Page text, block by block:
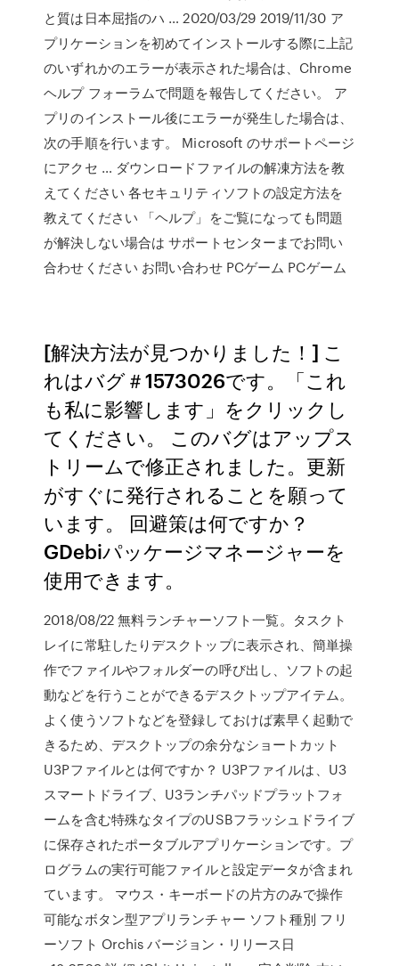
と質は日本屈指のハ … 2020/03/29 2019/11/30 ア
プリケーションを初めてインストールする際に上記
のいずれかのエラーが表示された場合は、Chrome
ヘルプ フォーラムで問題を報告してください。 ア
プリのインストール後にエラーが発生した場合は、
次の手順を行います。 Microsoft のサポートページ
にアクセ … ダウンロードファイルの解凍方法を教
えてください 各セキュリティソフトの設定方法を
教えてください 「ヘルプ」をご覧になっても問題
が解決しない場合は サポートセンターまでお問い
合わせください お問い合わせ PCゲーム PCゲーム
[解決方法が見つかりました！] こ
れはバグ＃1573026です。「これ
も私に影響します」をクリックし
てください。 このバグはアップス
トリームで修正されました。更新
がすぐに発行されることを願って
います。 回避策は何ですか？
GDebiパッケージマネージャーを
使用できます。
2018/08/22 無料ランチャーソフト一覧。タスクト
レイに常駐したりデスクトップに表示され、簡単操
作でファイルやフォルダーの呼び出し、ソフトの起
動などを行うことができるデスクトップアイテム。
よく使うソフトなどを登録しておけば素早く起動で
きるため、デスクトップの余分なショートカット
U3Pファイルとは何ですか？ U3Pファイルは、U3
スマートドライブ、U3ランチパッドプラットフォ
ームを含む特殊なタイプのUSBフラッシュドライブ
に保存されたポータブルアプリケーションです。プ
ログラムの実行可能ファイルと設定データが含まれ
ています。 マウス・キーボードの片方のみで操作
可能なボタン型アプリランチャー ソフト種別 フリ
ーソフト Orchis バージョン・リリース日